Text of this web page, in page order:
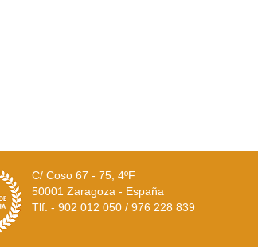
C/ Coso 67 - 75, 4ºF
50001 Zaragoza - España
Tlf. - 902 012 050 / 976 228 839